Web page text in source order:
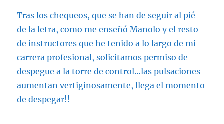
Tras los chequeos, que se han de seguir al pié
de la letra, como me enseñó Manolo y el resto
de instructores que he tenido a lo largo de mi
carrera profesional, solicitamos permiso de
despegue a la torre de control…las pulsaciones
aumentan vertiginosamente, llega el momento
de despegar!!